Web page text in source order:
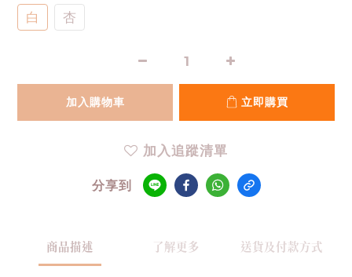
白 杏
加入購物車 立即購買
加入追蹤清單
分享到
商品描述 了解更多 送貨及付款方式